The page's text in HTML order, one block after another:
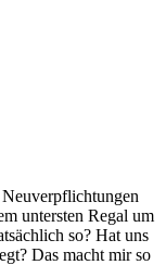
untersten Regal um
so? Hat uns
Das macht mir so